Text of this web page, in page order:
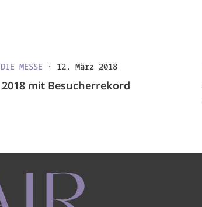
MESSE · 12. März 2018
2018 mit Besucherrekord